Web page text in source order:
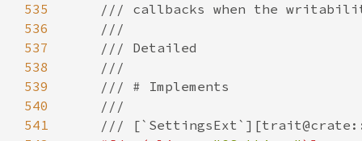
535
536
537
538
539
540
541